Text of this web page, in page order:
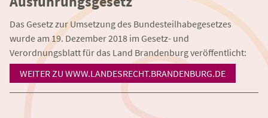
Das Gesetz zur Umsetzung des Bundesteilhabegesetzes
wurde am 19. Dezember 2018 im Gesetz- und
Verordnungsblatt für das Land Brandenburg veröffentlicht:
WEITER ZU WWW.LANDESRECHT.BRANDENBURG.DE